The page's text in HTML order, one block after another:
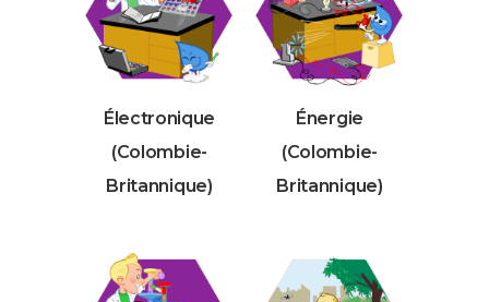
Électronique
(Colombie-
Britannique)
Énergie
(Colombie-
Britannique)